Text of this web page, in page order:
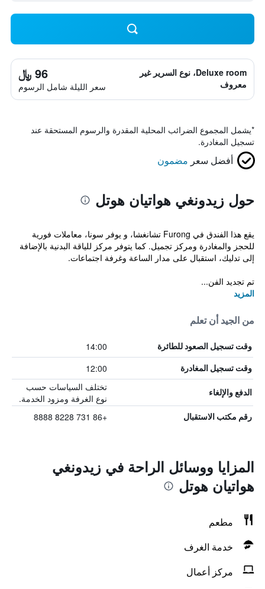
Deluxe room، نوع السرير غير
معروف
96 ﷼
سعر الليلة شامل الرسوم
*يشمل المجموع الضرائب المحلية المقدرة والرسوم المستحقة عند
تسجيل المغادرة.
أفضل سعر مضمون
حول زيدونغي هواتيان هوتل
يقع هذا الفندق في Furong تشانغشا، و يوفر سونا، معاملات فورية
للحجز والمغادرة ومركز تجميل. كما يتوفر مركز للياقة البدنية بالإضافة
إلى تدليك، استقبال على مدار الساعة وغرفة اجتماعات.
تم تجديد الفن...
المزيد
من الجيد أن تعلم
وقت تسجيل الصعود للطائرة 14:00
وقت تسجيل المغادرة 12:00
الدفع والإلغاء
تختلف السياسات حسب
نوع الغرفة ومزود الخدمة.
رقم مكتب الاستقبال +86 731 8228 8888
المزايا ووسائل الراحة في زيدونغي
هواتيان هوتل
مطعم
خدمة الغرف
مركز أعمال